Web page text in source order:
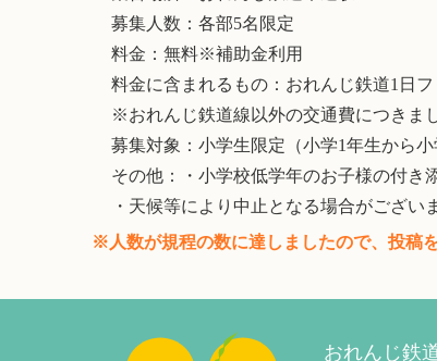
募集人数：各部5名限定
料金：無料※補助金利用
料金に含まれるもの：おれんじ鉄道1日
※おれんじ鉄道線以外の交通費につきま
募集対象：小学生限定（小学1年生から小
その他：・小学校低学年のお子様の付き
・天候等により中止となる場合がござい
※人数が規程の数に達しましたので、投稿
おれんじ鉄